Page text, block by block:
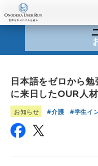
日本語をゼロから
に来日したOUR人
お知らせ 介護 学生イ